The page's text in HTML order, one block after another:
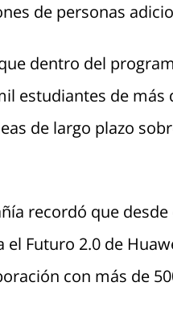
de personas
dentro del
estudiantes de más
de largo plazo
recordó que
Futuro 2.0 de
con más de